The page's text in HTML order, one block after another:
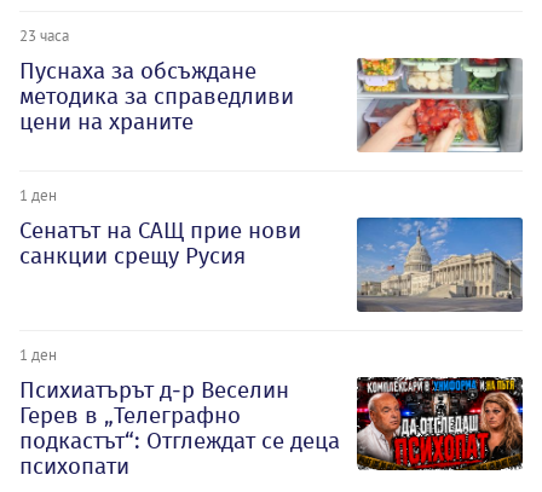
23 часа
Пуснаха за обсъждане
методика за справедливи
цени на храните
1 ден
Сенатът на САЩ прие нови
санкции срещу Русия
1 ден
Психиатърът д-р Веселин
Герев в „Телеграфно
подкастът“: Отглеждат се деца
психопати